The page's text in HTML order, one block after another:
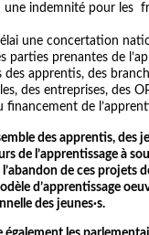
indemnité pour les
une concertation
parties prenantes de
des apprentis, des
des entreprises, des
financement de
des apprentis, des
de l’apprentissage à
de ces projets
d’apprentissage
des jeunes·s.